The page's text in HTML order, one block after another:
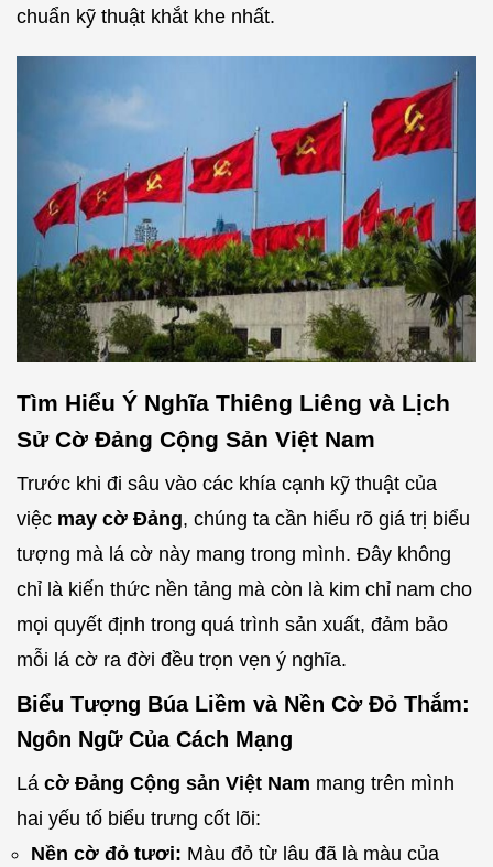
chuẩn kỹ thuật khắt khe nhất.
Tìm Hiểu Ý Nghĩa Thiêng Liêng và Lịch
Sử Cờ Đảng Cộng Sản Việt Nam
Trước khi đi sâu vào các khía cạnh kỹ thuật của
việc may cờ Đảng, chúng ta cần hiểu rõ giá trị biểu
tượng mà lá cờ này mang trong mình. Đây không
chỉ là kiến thức nền tảng mà còn là kim chỉ nam cho
mọi quyết định trong quá trình sản xuất, đảm bảo
mỗi lá cờ ra đời đều trọn vẹn ý nghĩa.
Biểu Tượng Búa Liềm và Nền Cờ Đỏ Thắm:
Ngôn Ngữ Của Cách Mạng
Lá cờ Đảng Cộng sản Việt Nam mang trên mình
hai yếu tố biểu trưng cốt lõi:
Nền cờ đỏ tươi: Màu đỏ từ lâu đã là màu của